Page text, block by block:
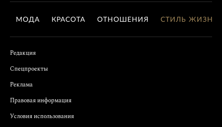
МОДА КРАСОТА ОТНОШЕНИЯ СТИЛЬ ЖИЗНИ
Редакция
Спецпроекты
Реклама
Правовая информация
Условия использования